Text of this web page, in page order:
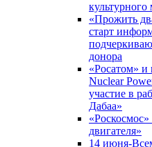
«Прожить
старт
донора
«Росатом» и
Nuclear
участие в
Дабаа»
двигателя»
14 июня-